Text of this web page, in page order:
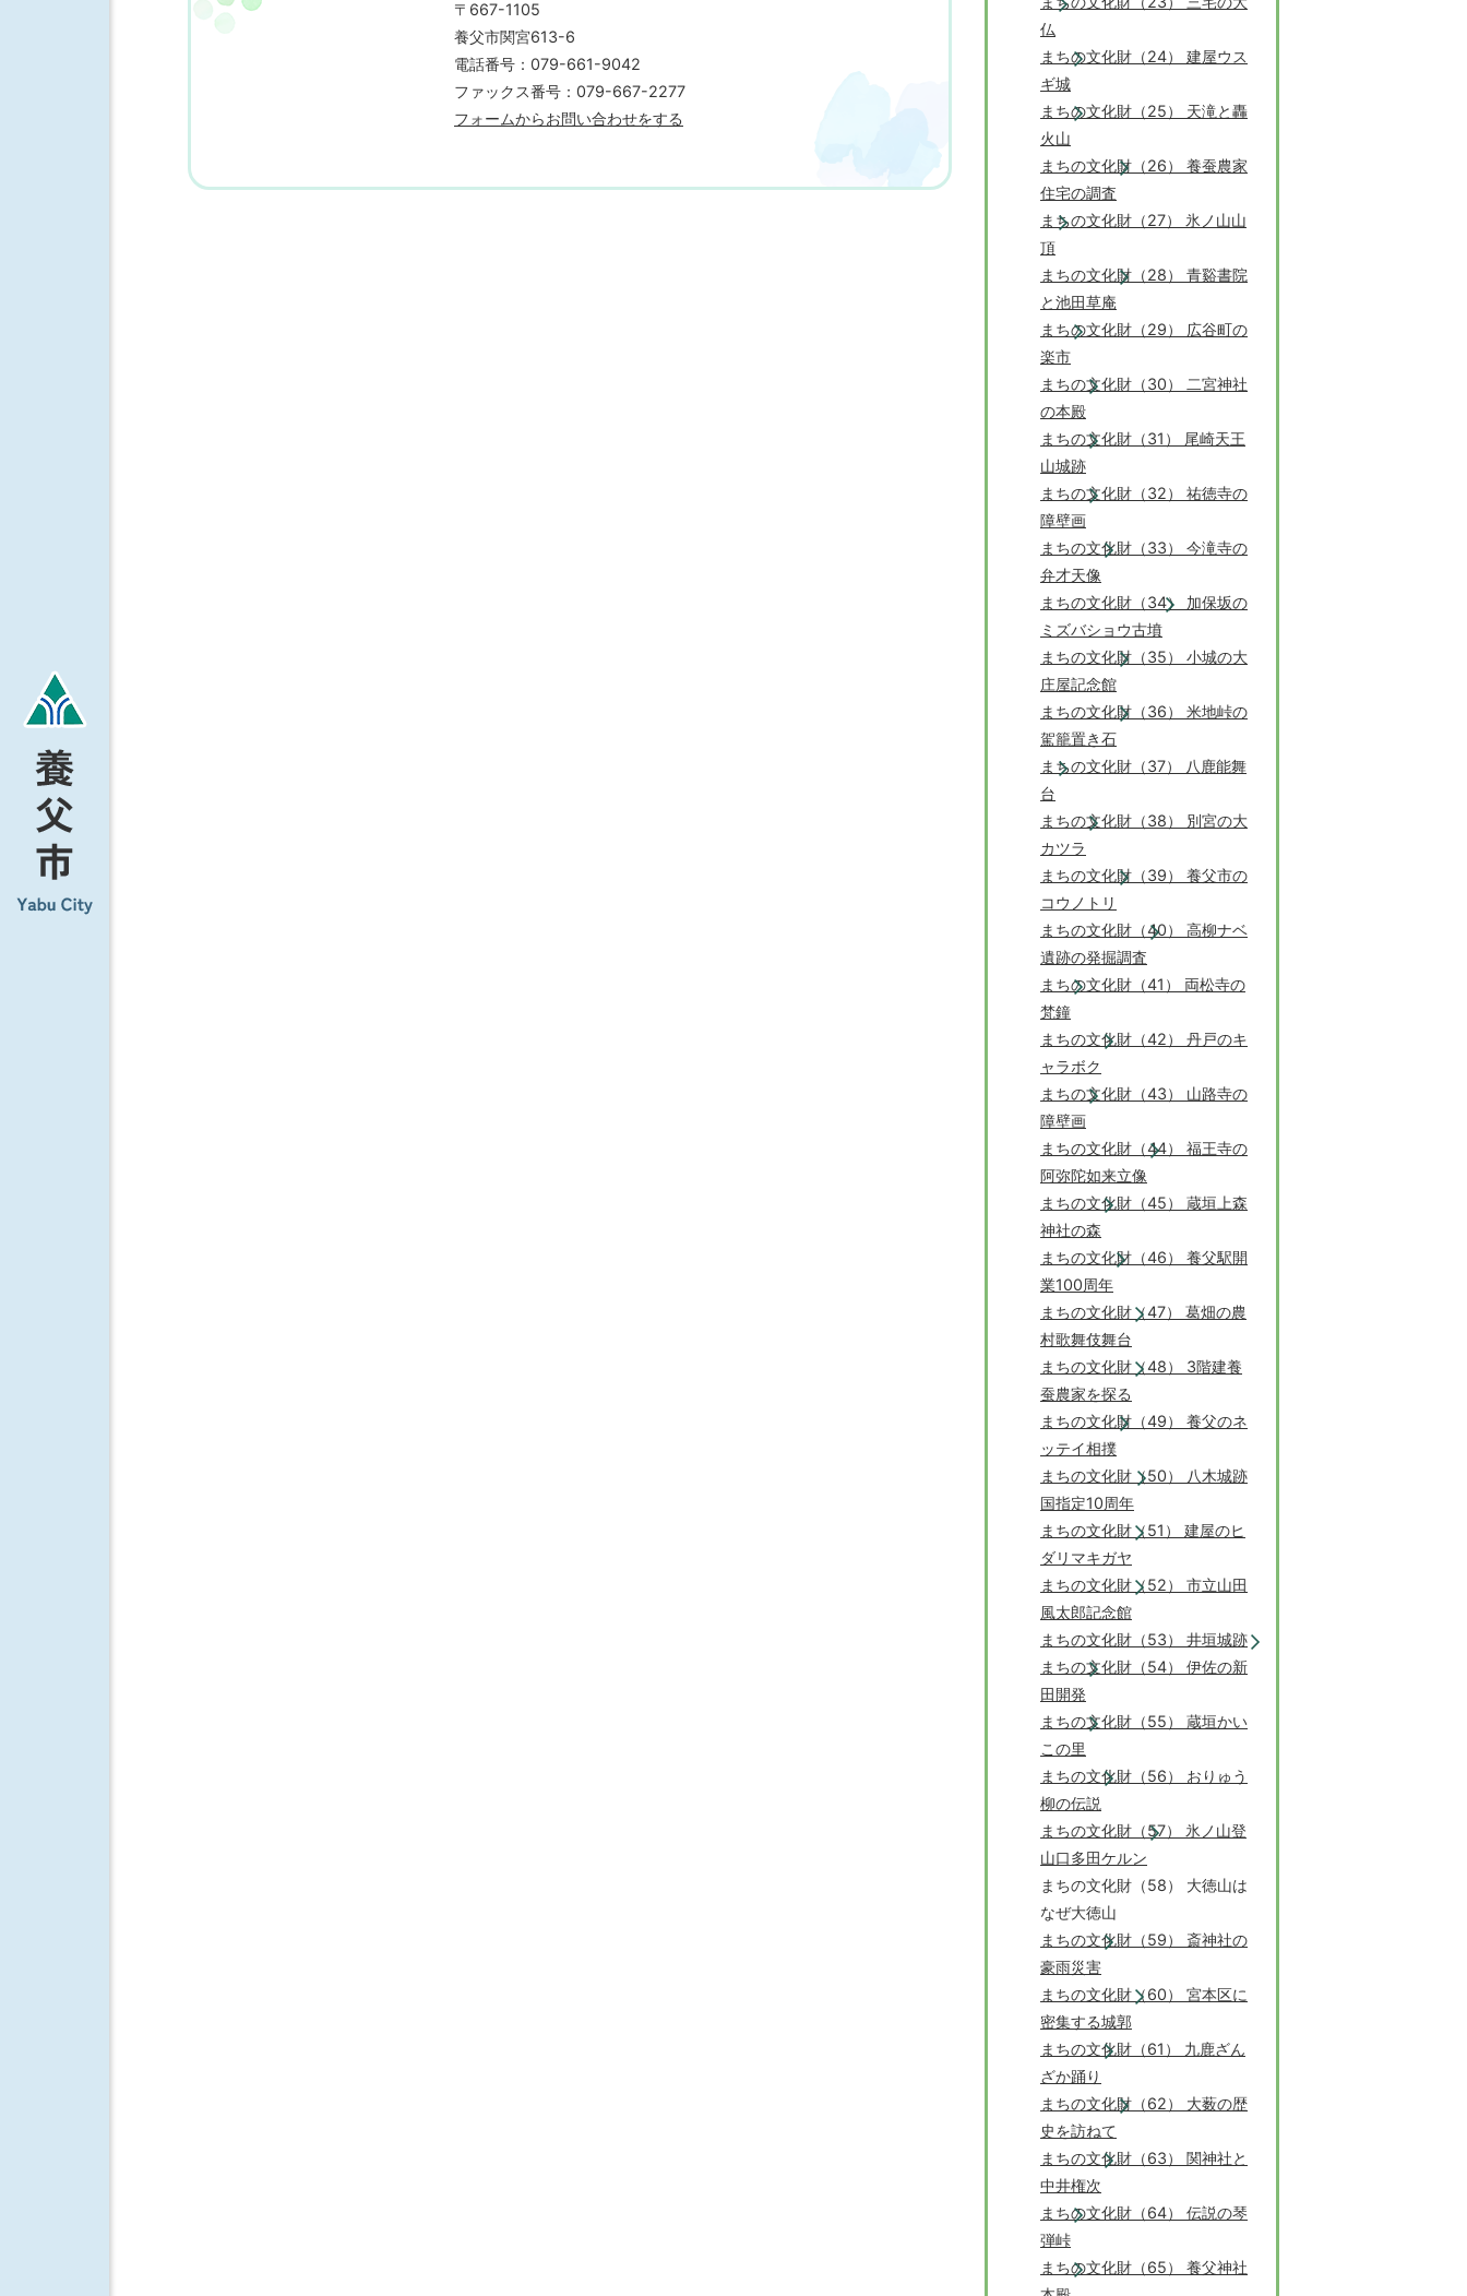
〒667-1105
養父市関宮613-6
電話番号：079-661-9042
ファックス番号：079-667-2277
フォームからお問い合わせをする
仏
まちの文化財（24） 建屋ウス
ギ城
まちの文化財（25） 天滝と轟
火山
まちの文化財（26） 養蚕農家
住宅の調査
まちの文化財（27） 氷ノ山山
頂
まちの文化財（28） 青谿書院
と池田草庵
まちの文化財（29） 広谷町の
楽市
まちの文化財（30） 二宮神社
の本殿
まちの文化財（31） 尾崎天王
山城跡
まちの文化財（32） 祐徳寺の
障壁画
まちの文化財（33） 今滝寺の
弁才天像
まちの文化財（34） 加保坂の
ミズバショウ古墳
まちの文化財（35） 小城の大
庄屋記念館
まちの文化財（36） 米地峠の
駕籠置き石
まちの文化財（37） 八鹿能舞
台
まちの文化財（38） 別宮の大
カツラ
まちの文化財（39） 養父市の
コウノトリ
まちの文化財（40） 高柳ナベ
遺跡の発掘調査
まちの文化財（41） 両松寺の
梵鐘
まちの文化財（42） 丹戸のキ
ャラボク
まちの文化財（43） 山路寺の
障壁画
まちの文化財（44） 福王寺の
阿弥陀如来立像
まちの文化財（45） 蔵垣上森
神社の森
まちの文化財（46） 養父駅開
業100周年
まちの文化財（47） 葛畑の農
村歌舞伎舞台
まちの文化財（48） 3階建養
蚕農家を探る
まちの文化財（49） 養父のネ
ッテイ相撲
まちの文化財（50） 八木城跡
国指定10周年
まちの文化財（51） 建屋のヒ
ダリマキガヤ
まちの文化財（52） 市立山田
風太郎記念館
まちの文化財（53） 井垣城跡
まちの文化財（54） 伊佐の新
田開発
まちの文化財（55） 蔵垣かい
この里
まちの文化財（56） おりゅう
柳の伝説
まちの文化財（57） 氷ノ山登
山口多田ケルン
まちの文化財（58） 大徳山は
なぜ大徳山
まちの文化財（59） 斎神社の
豪雨災害
まちの文化財（60） 宮本区に
密集する城郭
まちの文化財（61） 九鹿ざん
ざか踊り
まちの文化財（62） 大薮の歴
史を訪ねて
まちの文化財（63） 関神社と
中井権次
まちの文化財（64） 伝説の琴
弾峠
まちの文化財（65） 養父神社